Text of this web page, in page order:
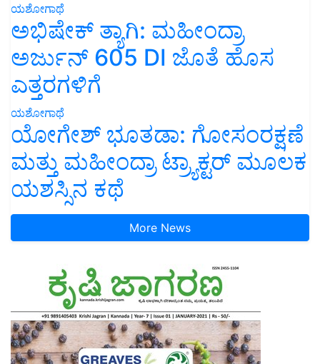
ಯಶೋಗಾಥೆ
ಅಭಿಷೇಕ್ ತ್ಯಾಗಿ: ಮಹೀಂದ್ರಾ
ಅರ್ಜುನ್ 605 DI ಜೊತೆ ಹೊಸ
ಎತ್ತರಗಳಿಗೆ
ಯಶೋಗಾಥೆ
ಯೋಗೇಶ್ ಭೂತಡಾ: ಗೋಸಂರಕ್ಷಣೆ
ಮತ್ತು ಮಹೀಂದ್ರಾ ಟ್ರ್ಯಾಕ್ಟರ್ ಮೂಲಕ
ಯಶಸ್ಸಿನ ಕಥೆ
More News